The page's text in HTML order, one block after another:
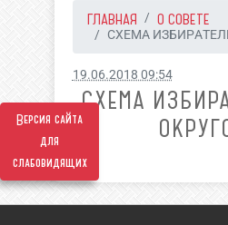
Версия сайта
для
слабовидящих
ГЛАВНАЯ О СОВЕТЕ
СХЕМА
19.06.2018 09:54
СХЕМА